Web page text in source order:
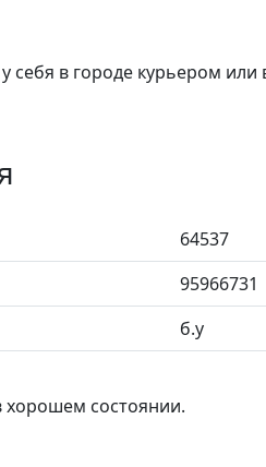
себя в городе курьером
64537
95966731
б.у
хорошем состоянии.